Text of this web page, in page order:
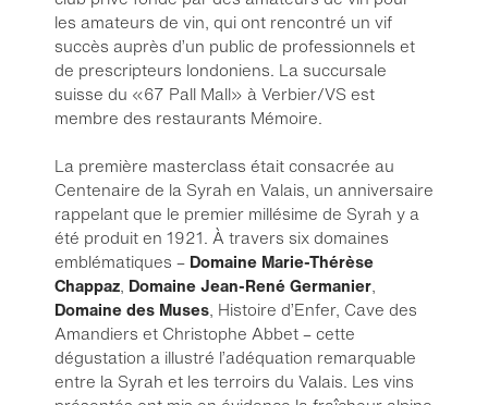
les amateurs de vin, qui ont rencontré un vif
succès auprès d’un public de professionnels et
de prescripteurs londoniens. La succursale
suisse du «67 Pall Mall» à Verbier/VS est
membre des restaurants Mémoire.
La première masterclass était consacrée au
Centenaire de la Syrah en Valais, un anniversaire
rappelant que le premier millésime de Syrah y a
été produit en 1921. À travers six domaines
emblématiques – Domaine Marie-Thérèse
Chappaz, Domaine Jean-René Germanier,
Domaine des Muses, Histoire d’Enfer, Cave des
Amandiers et Christophe Abbet – cette
dégustation a illustré l’adéquation remarquable
entre la Syrah et les terroirs du Valais. Les vins